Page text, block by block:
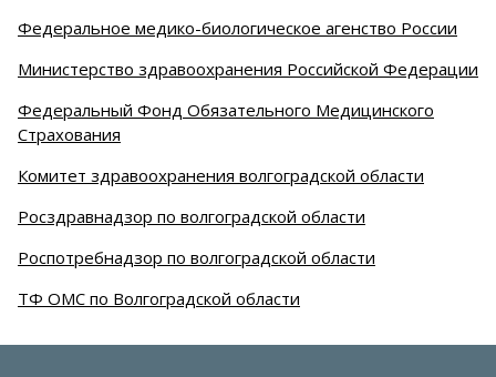
Федеральное медико-биологическое агенство России
Министерство здравоохранения Российской Федерации
Федеральный Фонд Обязательного Медицинского
Страхования
Комитет здравоохранения волгоградской области
Росздравнадзор по волгоградской области
Роспотребнадзор по волгоградской области
ТФ ОМС по Волгоградской области